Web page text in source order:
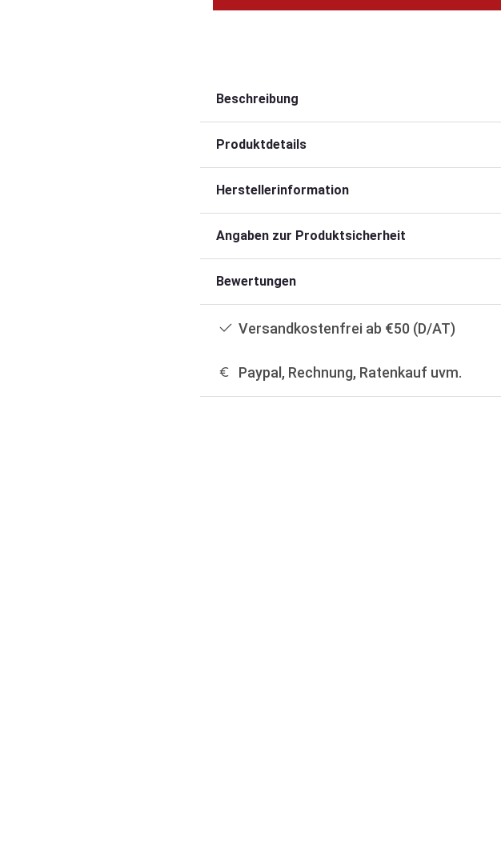
Beschreibung
Produktdetails
Herstellerinformation
Angaben zur Produktsicherheit
Bewertungen
Versandkostenfrei ab €50 (D/AT)
Paypal, Rechnung, Ratenkauf uvm.